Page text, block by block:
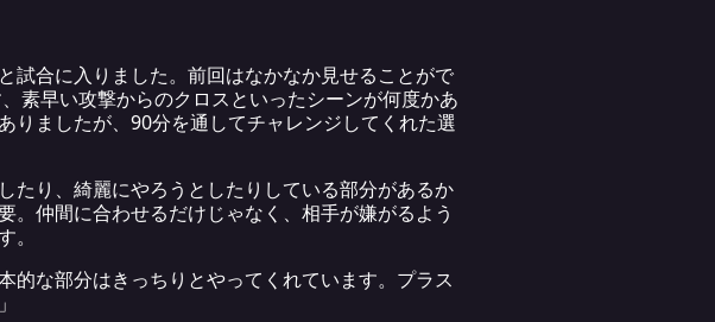
試合に入りました。前回はなかなか見せることがで
素早い攻撃からのクロスといったシーンが何度かあ
りましたが、90分を通してチャレンジしてくれた選
たり、綺麗にやろうとしたりしている部分があるか
仲間に合わせるだけじゃなく、相手が嫌がるよう
的な部分はきっちりとやってくれています。プラス